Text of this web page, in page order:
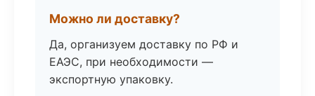
Можно ли доставку?
Да, организуем доставку по РФ и
ЕАЭС, при необходимости —
экспортную упаковку.